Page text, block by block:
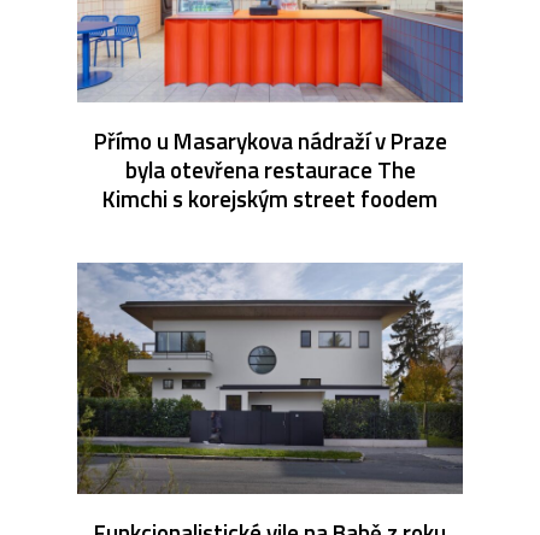
Přímo u Masarykova nádraží v Praze
byla otevřena restaurace The
Kimchi s korejským street foodem